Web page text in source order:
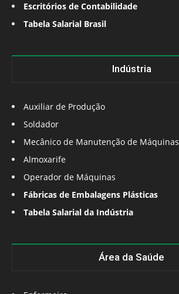
Escritórios de Contabilidade
Tabela Salarial Brasil
Indústria
Auxiliar de Produção
Soldador
Mecânico de Manutenção de Máquinas
Almoxarife
Operador de Máquinas
Fábricas de Embalagens Plásticas
Tabela Salarial da Indústria
Área da Saúde